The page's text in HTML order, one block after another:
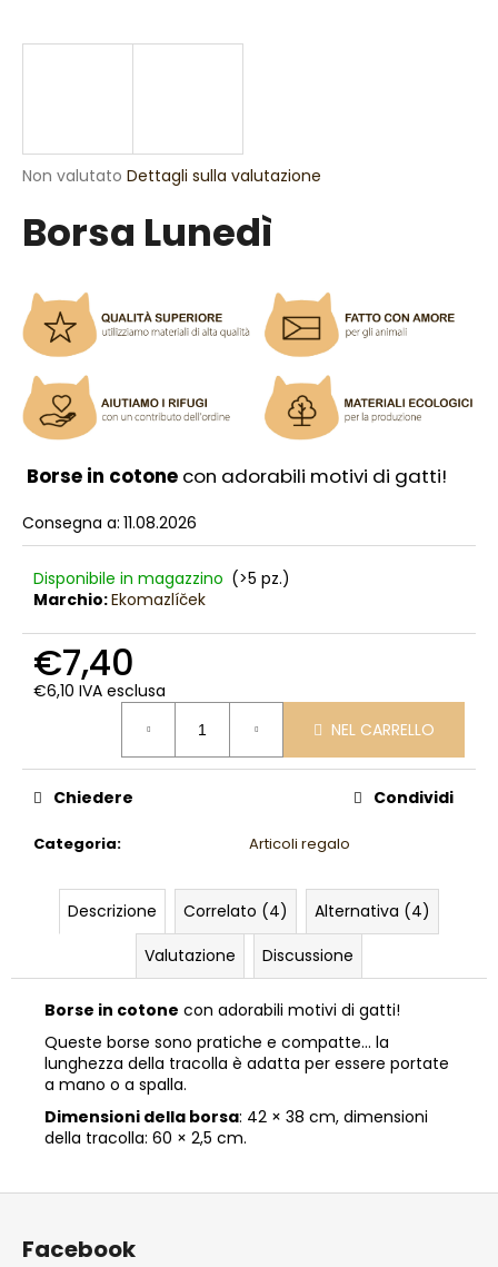
La
media
del
0,0
su
5
Non valutato Dettagli sulla valutazione
Borsa Lunedì
Borse in cotone con adorabili motivi di gatti!
Consegna a: 11.08.2026
Disponibile in magazzino (>5 pz.)
Marchio:Ekomazlíček
€7,40
€6,10 IVA esclusa
NEL CARRELLO
Categoria: Articoli regalo
Chiedere Condividi
Descrizione Correlato (4)
Alternativa (4)
Valutazione
Discussione
Borse in cotone con adorabili motivi di gatti!
Queste borse sono pratiche e compatte… la
lunghezza della tracolla è adatta per essere portate
a mano o a spalla.
Dimensioni della borsa: 42 × 38 cm, dimensioni
della tracolla: 60 × 2,5 cm.
d
RICERCA
S
i
c
o
n
i
l
i
a
d
P
Facebook